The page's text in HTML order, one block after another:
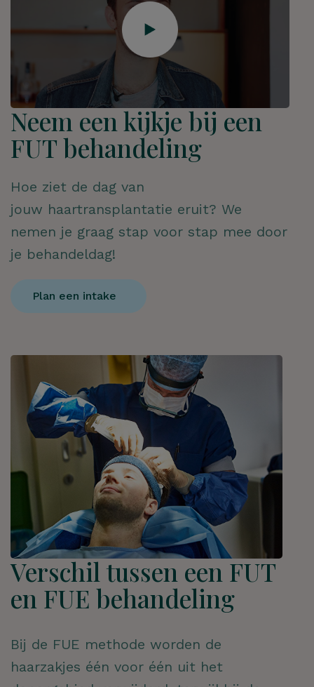
Neem een kijkje bij een
FUT behandeling
Hoe ziet de dag van
jouw haartransplantatie eruit? We
nemen je graag stap voor stap mee door
je behandeldag!
Plan een intake
Verschil tussen een FUT
en FUE behandeling
Bij de FUE methode worden de
haarzakjes één voor één uit het